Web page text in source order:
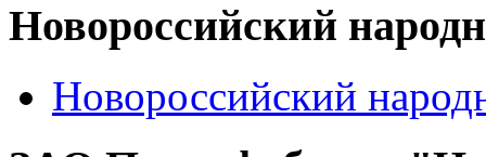
Новороссийский
Новороссийский